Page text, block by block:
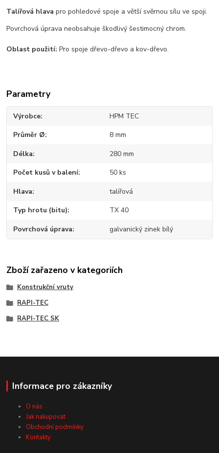
Talířová hlava pro pohledové spoje a větší svěrnou sílu ve spoji.
Povrchová úprava neobsahuje škodlivý šestimocný chrom.
Oblast použití: Pro spoje dřevo-dřevo a kov-dřevo.
Parametry
Výrobce HPM TEC
Průměr Ø 8 mm
Délka 280 mm
Počet kusů v balení 50 ks
Hlava talířová
Typ hrotu (bitu) TX 40
Povrchová úprava galvanický zinek bílý
Zboží zařazeno v kategoriích
Konstrukční vruty
RAPI-TEC
RAPI-TEC SK
Informace pro zákazníky
O nás
Jak nakupovat
Obchodní podmínky
Kontakty